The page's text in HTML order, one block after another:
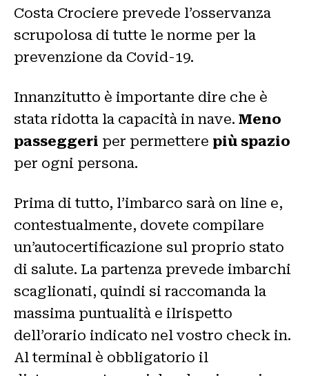
Costa Crociere prevede l’osservanza
scrupolosa di tutte le norme per la
prevenzione da Covid-19.
Innanzitutto è importante dire che è
stata ridotta la capacità in nave. Meno
passeggeri per permettere più spazio
per ogni persona.
Prima di tutto, l’imbarco sarà on line e,
contestualmente, dovete compilare
un’autocertificazione sul proprio stato
di salute. La partenza prevede imbarchi
scaglionati, quindi si raccomanda la
massima puntualità e ilrispetto
dell’orario indicato nel vostro check in.
Al terminal è obbligatorio il